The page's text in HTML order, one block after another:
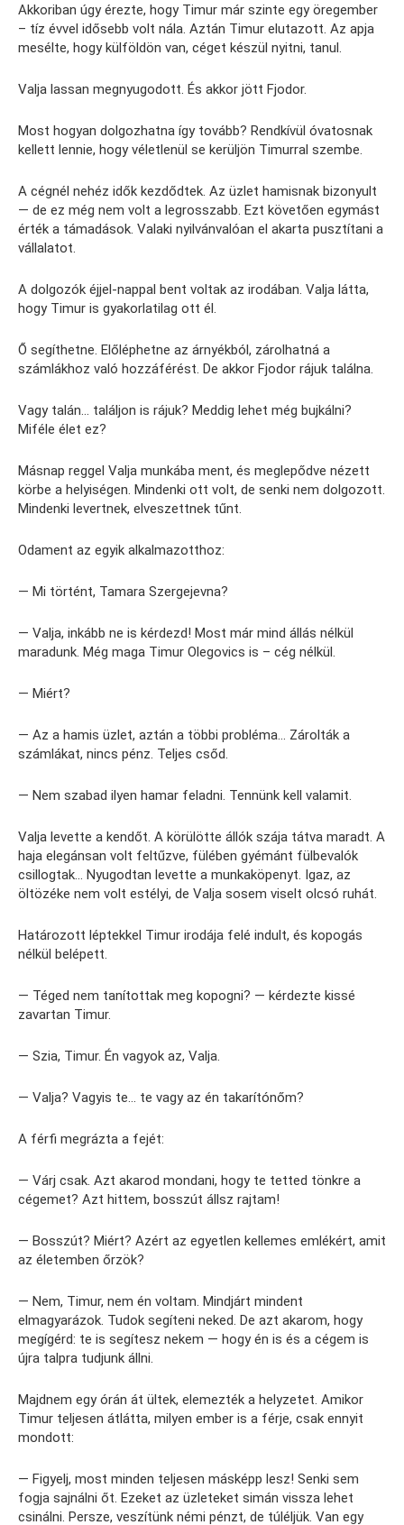
Akkoriban úgy érezte, hogy Timur már szinte egy öregember
– tíz évvel idősebb volt nála. Aztán Timur elutazott. Az apja
mesélte, hogy külföldön van, céget készül nyitni, tanul.
Valja lassan megnyugodott. És akkor jött Fjodor.
Most hogyan dolgozhatna így tovább? Rendkívül óvatosnak
kellett lennie, hogy véletlenül se kerüljön Timurral szembe.
A cégnél nehéz idők kezdődtek. Az üzlet hamisnak bizonyult
— de ez még nem volt a legrosszabb. Ezt követően egymást
érték a támadások. Valaki nyilvánvalóan el akarta pusztítani a
vállalatot.
A dolgozók éjjel-nappal bent voltak az irodában. Valja látta,
hogy Timur is gyakorlatilag ott él.
Ő segíthetne. Előléphetne az árnyékból, zárolhatná a
számlákhoz való hozzáférést. De akkor Fjodor rájuk találna.
Vagy talán… találjon is rájuk? Meddig lehet még bujkálni?
Miféle élet ez?
Másnap reggel Valja munkába ment, és meglepődve nézett
körbe a helyiségen. Mindenki ott volt, de senki nem dolgozott.
Mindenki levertnek, elveszettnek tűnt.
Odament az egyik alkalmazotthoz:
— Mi történt, Tamara Szergejevna?
— Valja, inkább ne is kérdezd! Most már mind állás nélkül
maradunk. Még maga Timur Olegovics is – cég nélkül.
— Miért?
— Az a hamis üzlet, aztán a többi probléma… Zárolták a
számlákat, nincs pénz. Teljes csőd.
— Nem szabad ilyen hamar feladni. Tennünk kell valamit.
Valja levette a kendőt. A körülötte állók szája tátva maradt. A
haja elegánsan volt feltűzve, fülében gyémánt fülbevalók
csillogtak… Nyugodtan levette a munkaköpenyt. Igaz, az
öltözéke nem volt estélyi, de Valja sosem viselt olcsó ruhát.
Határozott léptekkel Timur irodája felé indult, és kopogás
nélkül belépett.
— Téged nem tanítottak meg kopogni? — kérdezte kissé
zavartan Timur.
— Szia, Timur. Én vagyok az, Valja.
— Valja? Vagyis te… te vagy az én takarítónőm?
A férfi megrázta a fejét:
— Várj csak. Azt akarod mondani, hogy te tetted tönkre a
cégemet? Azt hittem, bosszút állsz rajtam!
— Bosszút? Miért? Azért az egyetlen kellemes emlékért, amit
az életemben őrzök?
— Nem, Timur, nem én voltam. Mindjárt mindent
elmagyarázok. Tudok segíteni neked. De azt akarom, hogy
megígérd: te is segítesz nekem — hogy én is és a cégem is
újra talpra tudjunk állni.
Majdnem egy órán át ültek, elemezték a helyzetet. Amikor
Timur teljesen átlátta, milyen ember is a férje, csak ennyit
mondott:
— Figyelj, most minden teljesen másképp lesz! Senki sem
fogja sajnálni őt. Ezeket az üzleteket simán vissza lehet
csinálni. Persze, veszítünk némi pénzt, de túléljük. Van egy